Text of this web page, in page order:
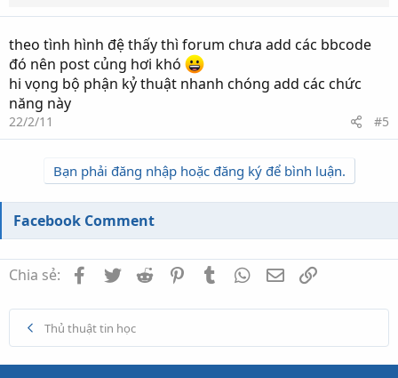
theo tình hình đệ thấy thì forum chưa add các bbcode
đó nên post củng hơi khó
hi vọng bộ phận kỷ thuật nhanh chóng add các chức
năng này
22/2/11 #5
Bạn phải đăng nhập hoặc đăng ký để bình luận.
Facebook Comment
Chia sẻ: Facebook
TwitterReddit PinterestTumblrWhatsApp
Email
Thủ thuật tin học